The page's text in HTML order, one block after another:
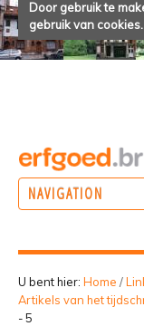
Door gebruik te
gebruik van cookies.
NAVIGATION
BELEVEN
U bent hier: Home /
Artikels van het
- 5